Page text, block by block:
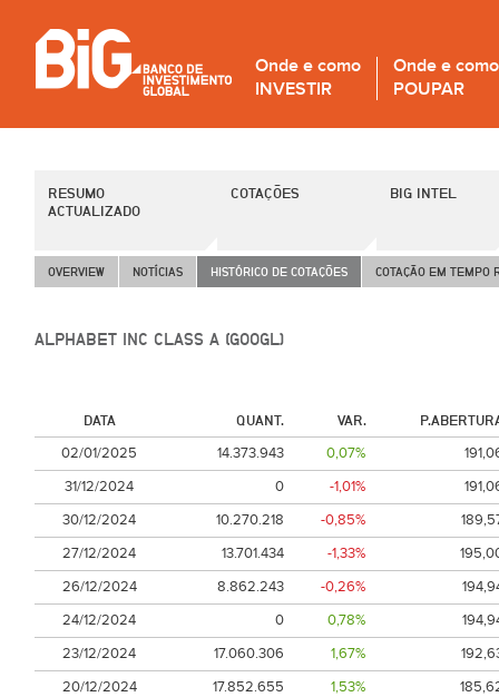
Onde e como
INVESTIR
Onde e como
POUPAR
RESUMO
ACTUALIZADO
COTAÇÕES BIG INTEL
OVERVIEW NOTÍCIAS HISTÓRICO DE COTAÇÕES COTAÇÃO EM TEMPO
ALPHABET INC CLASS A (GOOGL)
DATA QUANT. VAR.
02/01/2025
14.373.943 0,07%
31/12/2024
0 -1,01%
30/12/2024
10.270.218 -0,85%
27/12/2024
13.701.434 -1,33%
26/12/2024
8.862.243 -0,26%
24/12/2024
0 0,78%
23/12/2024
17.060.306 1,67%
20/12/2024
17.852.655 1,53%